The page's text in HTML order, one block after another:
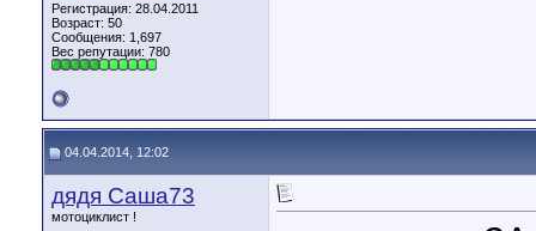
Регистрация: 28.04.2011
Возраст: 50
Сообщения: 1,697
Вес репутации: 780
04.04.2014, 12:02
дядя Саша73
мотоциклист !